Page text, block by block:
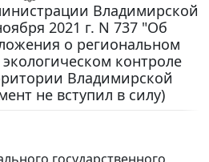
Владимирской
2021 г. N 737 "Об
о региональном
контроле
Владимирской
не вступил в силу)